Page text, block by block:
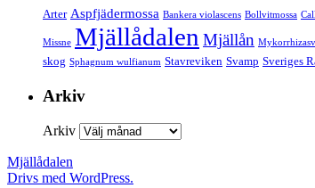
Arter Aspfjädermossa Bankera violascens Bollvitmossa
Missne Mjällådalen Mjällån
skog Sphagnum wulfianum Stavreviken Svamp Sveriges
Arkiv
Arkiv
Mjällådalen
Drivs med WordPress.